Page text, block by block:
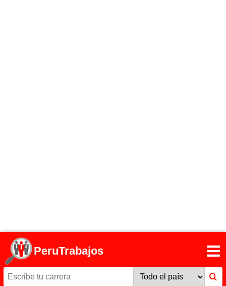
PeruTrabajos